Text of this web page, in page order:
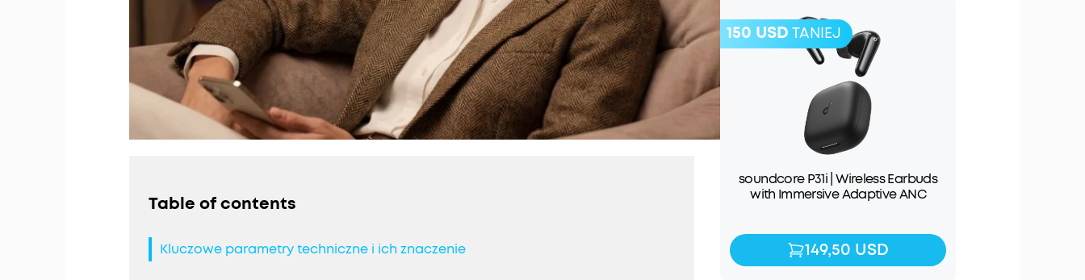
Table of contents
Kluczowe parametry techniczne i ich znaczenie
150 USD TANIEJ
soundcore P31i | Wireless Earbuds
with Immersive Adaptive ANC
149,50 USD
149,50 USD